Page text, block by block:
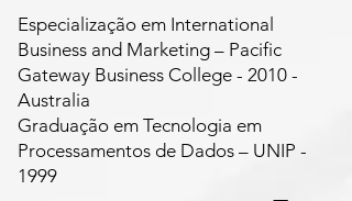
Especialização em International
Business and Marketing – Pacific
Gateway Business College - 2010 -
Australia
Graduação em Tecnologia em
Processamentos de Dados – UNIP -
1999